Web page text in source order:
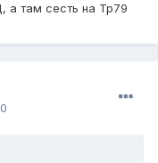
а там сесть на Тр79